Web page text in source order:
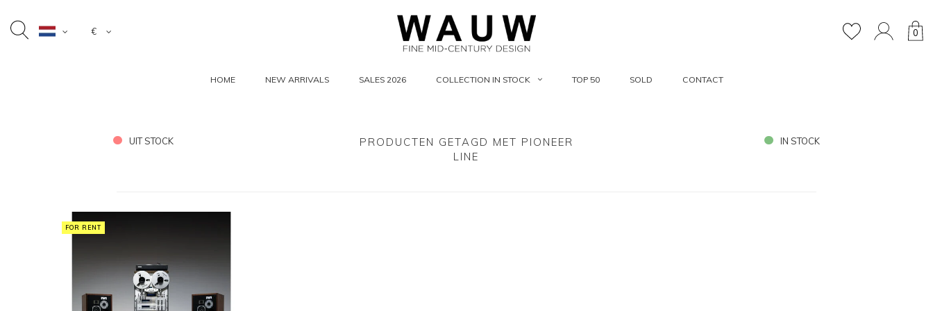
€ 0
HOME NEW ARRIVALS SALES 2026 COLLECTION IN STOCK TOP 50 SOLD CONTACT
UIT STOCK
PRODUCTEN GETAGD MET PIONEER
LINE
IN STOCK
FOR RENT